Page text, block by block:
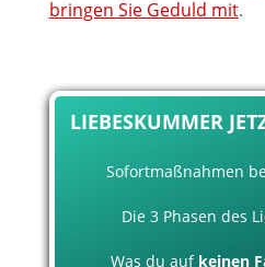
bringen Sie Geduld mit.
LIEBESKUMMER
Sofortmaßnahmen
Die 3 Phasen des
Was du auf keinen